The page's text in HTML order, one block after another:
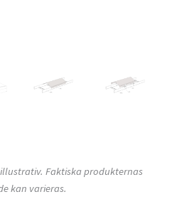
Faktiska produkternas
kan varieras.